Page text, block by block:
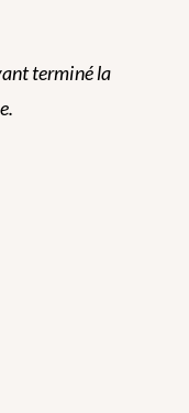
terminé la